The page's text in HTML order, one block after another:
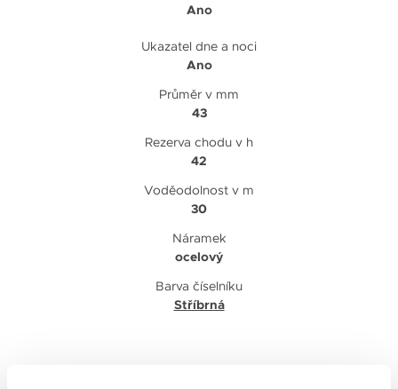
Ano
Ukazatel dne a noci
Ano
Průměr v mm
43
Rezerva chodu v h
42
Voděodolnost v m
30
Náramek
ocelový
Barva číselníku
Stříbrná